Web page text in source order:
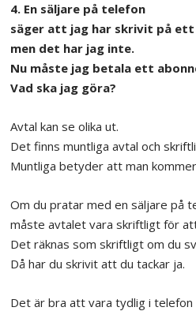
4. En säljare på telefon
säger att jag har skrivit på
men det har jag inte.
Nu måste jag betala ett
Vad ska jag göra?
Avtal kan se olika ut.
Det finns muntliga avtal och
Muntliga betyder att man
Om du pratar med en säljare på
måste avtalet vara skriftligt för
Det räknas som skriftligt om du
Då har du skrivit att du tackar ja.
Det är bra att vara tydlig i telefon